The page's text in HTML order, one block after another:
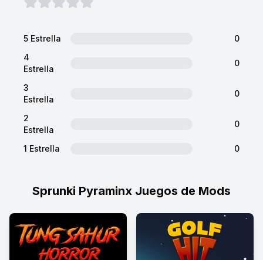
Sprunki Pyraminx Juegos de Mods
5 Estrella
0
4
Estrella
0
3
Estrella
0
2
Estrella
0
1 Estrella 0